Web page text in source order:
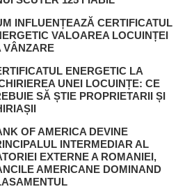
INFLUENȚEAZĂ CERTIFICATUL
VALOAREA LOCUINȚEI
VÂNZARE
ENERGETIC LA
UNEI LOCUINȚE: CE
SĂ ȘTIE PROPRIETARII ȘI
OF AMERICA DEVINE
INTERMEDIAR AL
EXTERNE A ROMANIEI,
AMERICANE DOMINAND